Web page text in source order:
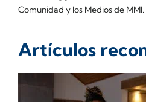
Comunidad y los Medios de MMI.
Artículos